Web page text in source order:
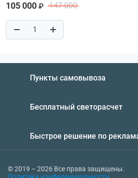
105 000 ₽ 147 000
Пункты самовывоза
Бесплатный светорасчет
Быстрое решение по
© 2019 – 2026 Все права защищены.